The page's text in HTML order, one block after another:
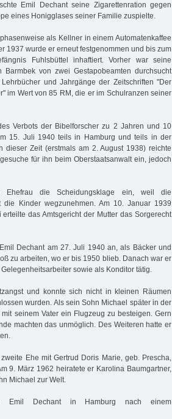
Emil Dechant seine Zigarettenration gegen
eines Honigglases seiner Familie zuspielte.
als Kellner in einem Automatenkaffee
1937 wurde er erneut festgenommen und bis zum
Fuhlsbüttel inhaftiert. Vorher war seine
von zwei Gestapobeamten durchsucht
und Jahrgänge der Zeitschriften "Der
im Wert von 85 RM, die er im Schulranzen seiner
Verbots der Bibelforscher zu 2 Jahren und 10
15. Juli 1940 teils in Hamburg und teils in der
dieser Zeit (erstmals am 2. August 1938) reichte
für ihn beim Oberstaatsanwalt ein, jedoch
die Scheidungsklage ein, weil die
die Kinder wegzunehmen. Am 10. Januar 1939
das Amtsgericht der Mutter das Sorgerecht
Dechant am 27. Juli 1940 an, als Bäcker und
zu arbeiten, wo er bis 1950 blieb. Danach war er
sowie als Konditor tätig.
und konnte sich nicht in kleinen Räumen
wurden. Als sein Sohn Michael später in der
seinem Vater ein Flugzeug zu besteigen. Gern
machten das unmöglich. Des Weiteren hatte er
Ehe mit Gertrud Doris Marie, geb. Prescha,
9. März 1962 heiratete er Karolina Baumgartner,
Michael zur Welt.
Emil Dechant in Hamburg nach einem